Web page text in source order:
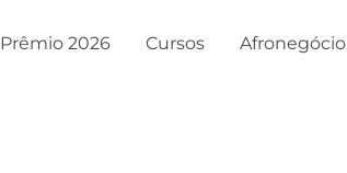
Prêmio 2026 Cursos Afronegócio